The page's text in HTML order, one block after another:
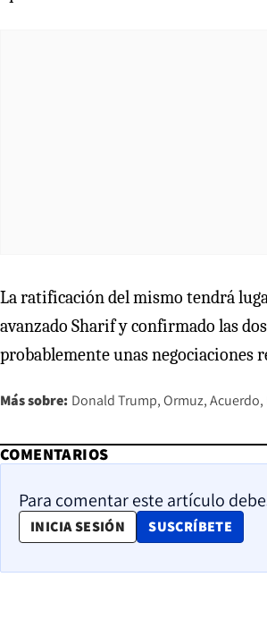
La ratificación del mismo tendrá
avanzado Sharif y confirmado las
probablemente unas negociaciones
Más sobre: Donald Trump Ormuz Acuerdo
COMENTARIOS
Para comentar este artículo
INICIA SESIÓN SUSCRÍBETE
OPENS IN NEW